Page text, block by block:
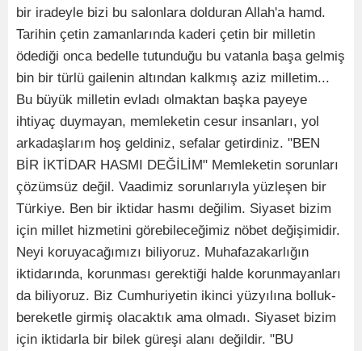
bir iradeyle bizi bu salonlara dolduran Allah'a hamd.
Tarihin çetin zamanlarında kaderi çetin bir milletin
ödediği onca bedelle tutunduğu bu vatanla başa gelmiş
bin bir türlü gailenin altından kalkmış aziz milletim...
Bu büyük milletin evladı olmaktan başka payeye
ihtiyaç duymayan, memleketin cesur insanları, yol
arkadaşlarım hoş geldiniz, sefalar getirdiniz. "BEN
BİR İKTİDAR HASMI DEĞİLİM" Memleketin sorunları
çözümsüz değil. Vaadimiz sorunlarıyla yüzleşen bir
Türkiye. Ben bir iktidar hasmı değilim. Siyaset bizim
için millet hizmetini görebileceğimiz nöbet değişimidir.
Neyi koruyacağımızı biliyoruz. Muhafazakarlığın
iktidarında, korunması gerektiği halde korunmayanları
da biliyoruz. Biz Cumhuriyetin ikinci yüzyılına bolluk-
bereketle girmiş olacaktık ama olmadı. Siyaset bizim
için iktidarla bir bilek güreşi alanı değildir. "BU